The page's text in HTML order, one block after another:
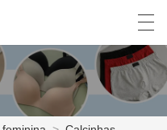
Español